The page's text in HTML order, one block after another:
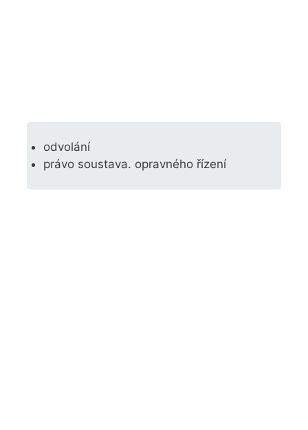
odvolání
právo soustava. opravného řízení